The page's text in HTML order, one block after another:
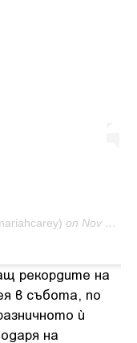
on Nov 25, 2019 at 12:05pm PST
рекордите на
в събота, по
ѝ
на